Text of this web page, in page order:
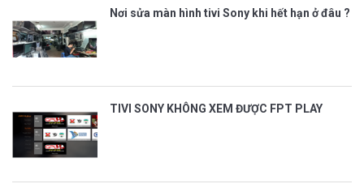
Nơi sửa màn hình tivi Sony khi hết hạn ở đâu ?
TIVI SONY KHÔNG XEM ĐƯỢC FPT PLAY